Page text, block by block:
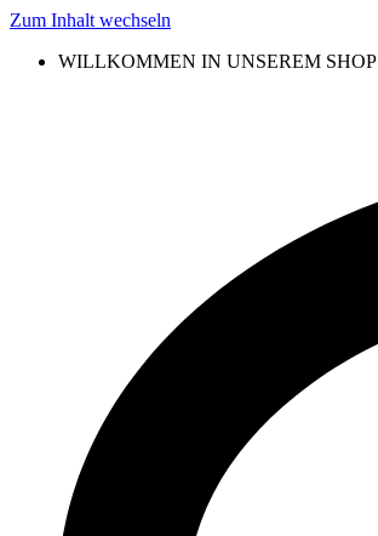
Zum Inhalt wechseln
WILLKOMMEN IN UNSEREM SHOP